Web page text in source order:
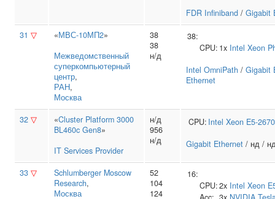
FDR Infiniband / Gigabit
31 ▽ «МВС-10МП2»
Межведомственный
суперкомпьютерный
центр,
РАН,
Москва
38
38
н/д
38:
CPU: 1x Intel Xeon
Intel OmniPath / Gigabit
Ethernet
32 ▽ «Cluster Platform 3000
BL460c Gen8»
IT Services Provider
н/д
956
н/д
CPU: Intel Xeon E5-2670
Gigabit Ethernet / нд /
33 ▽
Schlumberger Moscow
Research,
Москва
52
104
124
16:
CPU:2x Intel Xeon